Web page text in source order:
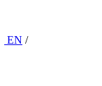
EN /